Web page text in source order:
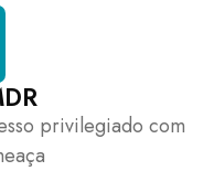
privilegiado com